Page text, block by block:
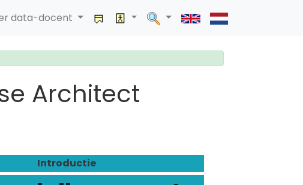
data-docent
Architect
Introductie